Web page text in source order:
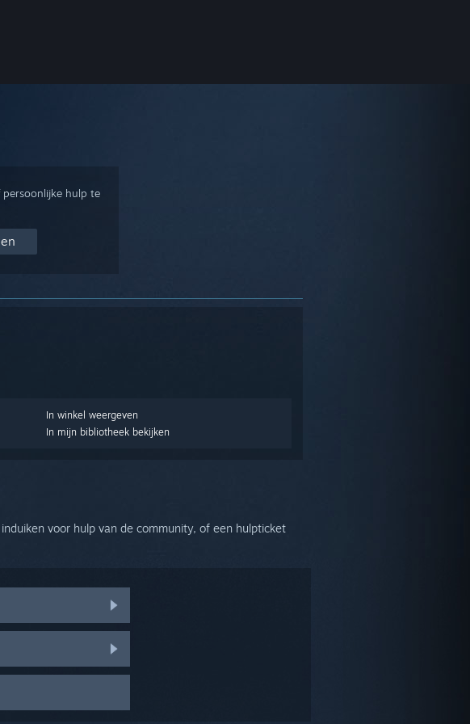
hulp te
In winkel weergeven
In mijn bibliotheek bekijken
voor hulp van de community, of een hulpticket